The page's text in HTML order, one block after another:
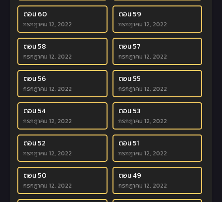
ตอน 60
กรกฎาคม 12, 2022
ตอน 59
กรกฎาคม 12, 2022
ตอน 58
กรกฎาคม 12, 2022
ตอน 57
กรกฎาคม 12, 2022
ตอน 56
กรกฎาคม 12, 2022
ตอน 55
กรกฎาคม 12, 2022
ตอน 54
กรกฎาคม 12, 2022
ตอน 53
กรกฎาคม 12, 2022
ตอน 52
กรกฎาคม 12, 2022
ตอน 51
กรกฎาคม 12, 2022
ตอน 50
กรกฎาคม 12, 2022
ตอน 49
กรกฎาคม 12, 2022